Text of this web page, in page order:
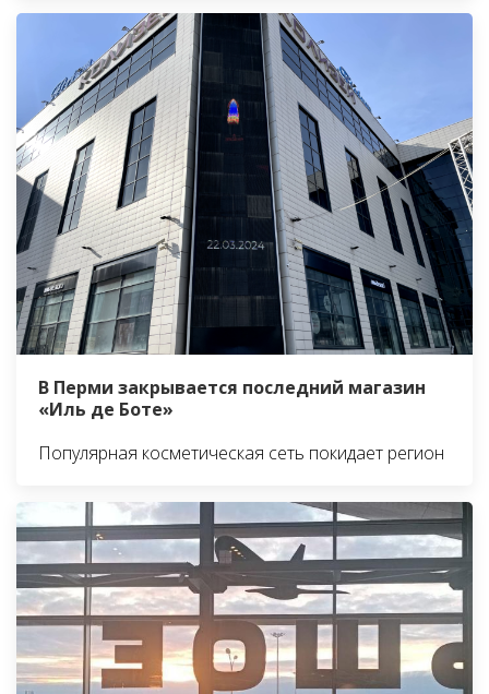
В Перми закрывается последний магазин
«Иль де Боте»
Популярная косметическая сеть покидает регион